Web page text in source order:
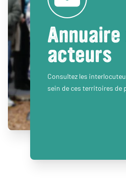
acteurs
Consultez les
sein de ces territoires de